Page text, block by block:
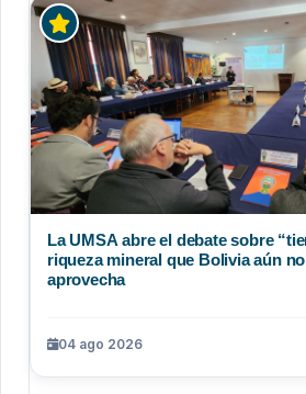
La UMSA abre el debate sobre
riqueza mineral que Bolivia aún
aprovecha
04 ago 2026